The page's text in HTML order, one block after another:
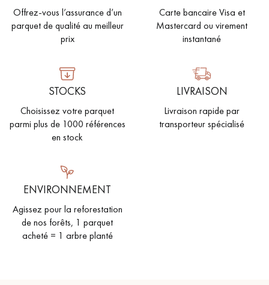
Offrez-vous l’assurance d’un
parquet de qualité au meilleur
prix
Carte bancaire Visa et
Mastercard ou virement
instantané
STOCKS
Choisissez votre parquet
parmi plus de 1000 références
en stock
LIVRAISON
Livraison rapide par
transporteur spécialisé
ENVIRONNEMENT
Agissez pour la reforestation
de nos forêts, 1 parquet
acheté = 1 arbre planté